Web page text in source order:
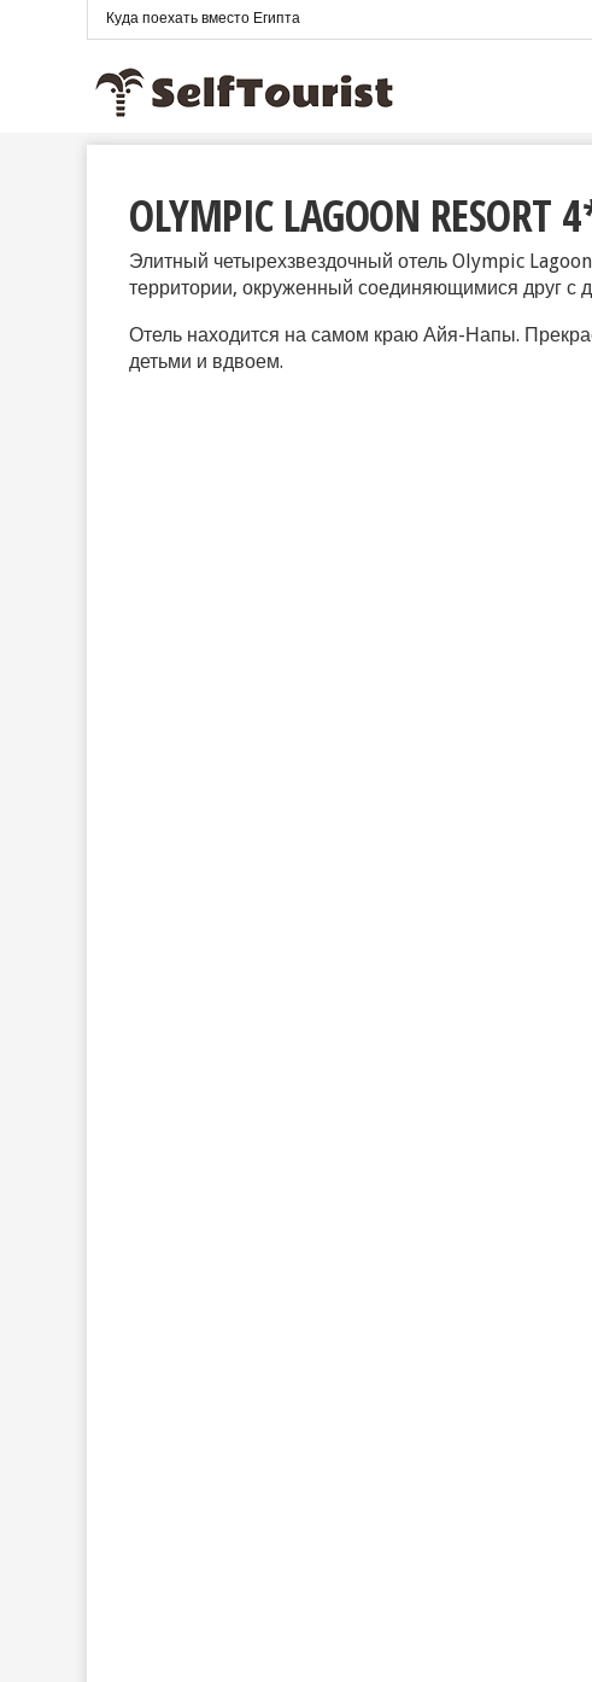
Куда поехать вместо Египта
OLYMPIC LAGOON RESORT
Элитный четырехзвездочный отель Olympic
территории, окруженный соединяющимися друг с
Отель находится на самом краю Айя-Напы.
детьми и вдвоем.